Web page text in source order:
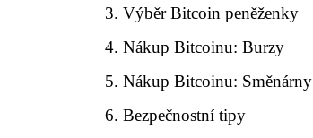
Výběr Bitcoin peněženky
Nákup Bitcoinu: Burzy
Nákup Bitcoinu: Směnárny
Bezpečnostní tipy